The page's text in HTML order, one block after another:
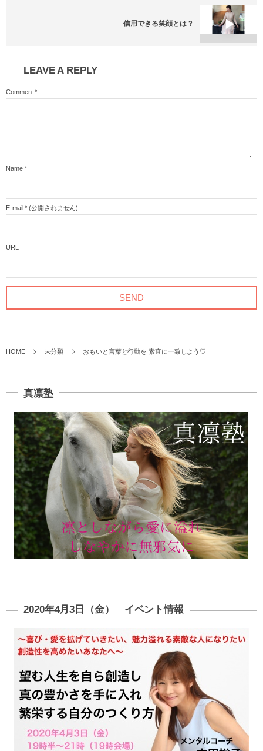
信用できる笑顔とは？
LEAVE A REPLY
Comment *
Name *
E-mail * (公開されません)
URL
HOME 未分類 おもいと言葉と行動を 素直に一致しよう♡
真凛塾
2020年4月3日（金） イベント情報